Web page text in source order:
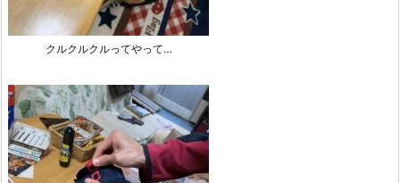
クルクルクルってやって…